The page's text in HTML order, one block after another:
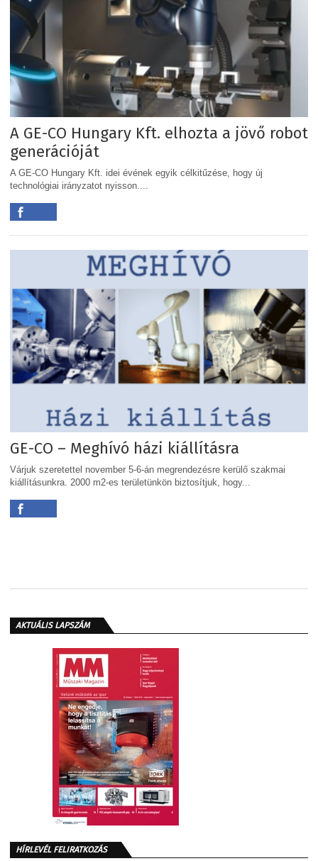
A GE-CO Hungary Kft. elhozta a jövő robot
generációját
A GE-CO Hungary Kft. idei évének egyik célkitűzése, hogy új
technológiai irányzatot nyisson....
GE-CO – Meghívó házi kiállításra
Várjuk szeretettel november 5-6-án megrendezésre kerülő szakmai
kiállításunkra. 2000 m2-es területünkön biztosítjuk, hogy...
AKTUÁLIS LAPSZÁM
HÍRLEVÉL FELIRATKOZÁS